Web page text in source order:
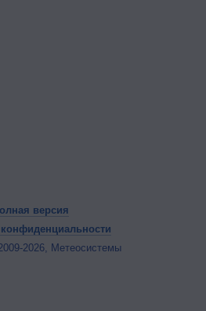
версия
конфиденциальности
2026, Метеосистемы